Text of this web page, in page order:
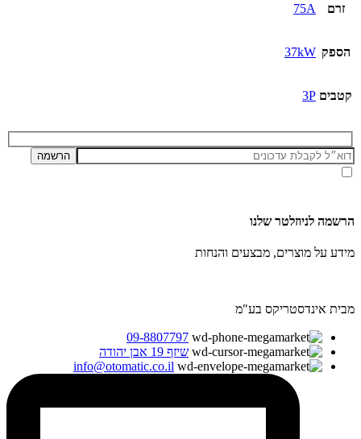
זרם 75A
הספק 37kW
קטבים 3P
הרשמה לניוזלטר שלנו
מידע על מוצרים, מבצעים והנחות
מבית אינדסטריקס בע"מ
09-8807797
שיזף 19 אבן יהודה
info@otomatic.co.il